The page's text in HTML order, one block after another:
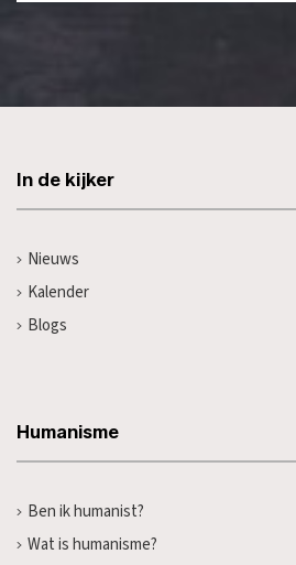
In de kijker
Nieuws
Kalender
Blogs
Humanisme
Ben ik humanist?
Wat is humanisme?